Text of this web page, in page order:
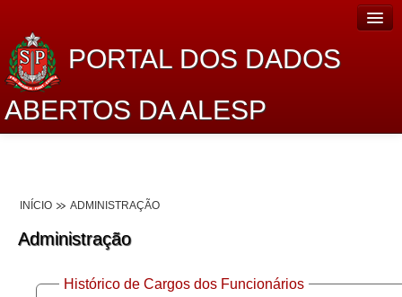
PORTAL DOS DADOS
ABERTOS DA ALESP
Dados Abertos Alesp
Lei de Acesso à Informação
Dados Governamentais Abertos
INÍCIO ADMINISTRAÇÃO
Administração
Histórico de Cargos dos Funcionários